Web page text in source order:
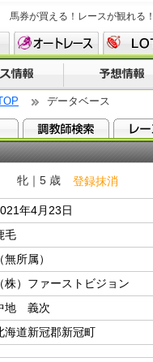
馬券が買える！レースが観れる
データベース
牝｜5 歳 登録抹消
年4月23日
毛
（無所属）
（株）ファーストビジョン
地 義次
海道新冠郡新冠町